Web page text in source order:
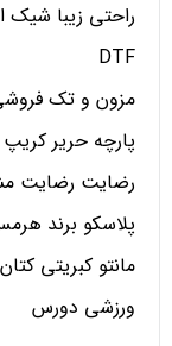
راحتی زیبا شیک
DTF
پارچه حریر
رضایت رضایت
پلاسکو برند
مانتو کبریتی
ورزشی دورس